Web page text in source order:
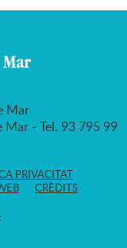
Mar
Mar - Tel. 93 795 99
PRIVACITAT
CRÈDITS